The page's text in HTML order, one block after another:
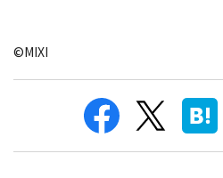
©MIXI